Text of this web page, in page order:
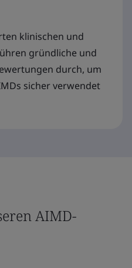
klinischen und
gründliche und
durch, um
sicher verwendet
AIMD-